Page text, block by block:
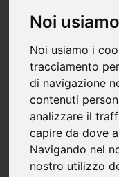
Noi
Noi usiamo i
tracciamento
di navigazione
contenuti
analizzare il
capire da dove
Navigando nel
nostro utilizzo